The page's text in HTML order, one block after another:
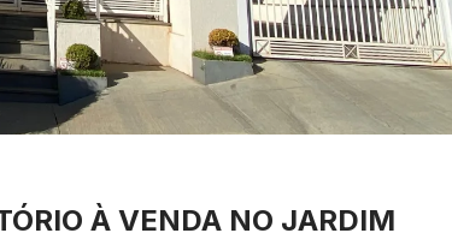
À VENDA NO JARDIM